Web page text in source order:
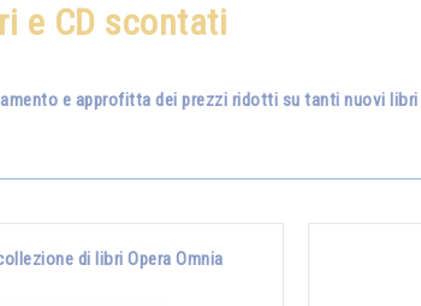
e CD scontati
e approfitta dei prezzi ridotti su tanti nuovi libri
di libri Opera Omnia